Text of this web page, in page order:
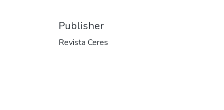
Publisher
Revista Ceres